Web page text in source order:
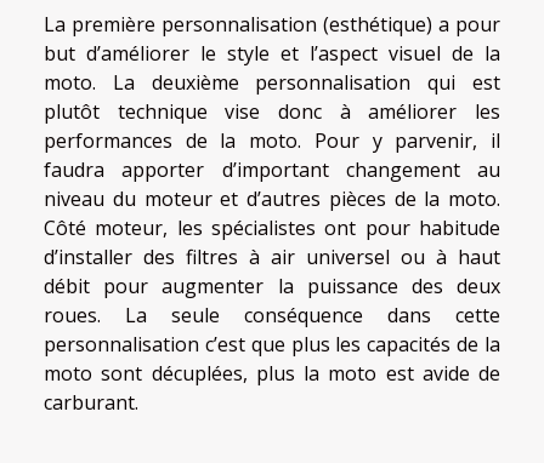
La première personnalisation (esthétique) a pour
but d’améliorer le style et l’aspect visuel de la
moto. La deuxième personnalisation qui est
plutôt technique vise donc à améliorer les
performances de la moto. Pour y parvenir, il
faudra apporter d’important changement au
niveau du moteur et d’autres pièces de la moto.
Côté moteur, les spécialistes ont pour habitude
d’installer des filtres à air universel ou à haut
débit pour augmenter la puissance des deux
roues. La seule conséquence dans cette
personnalisation c’est que plus les capacités de la
moto sont décuplées, plus la moto est avide de
carburant.